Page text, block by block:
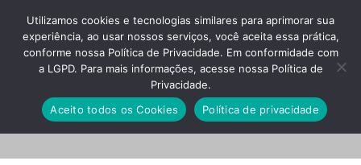
810_students_ius_1511
Utilizamos cookies e tecnologias similares para aprimorar sua
experiência, ao usar nossos serviços, você aceita essa prática,
conforme nossa Política de Privacidade. Em conformidade com
a LGPD. Para mais informações, acesse nossa Política de
Privacidade.
Aceito todos os Cookies
Política de privacidade